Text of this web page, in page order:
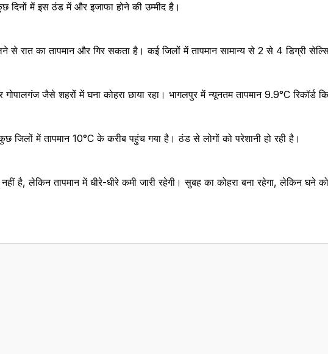
में इस ठंड में और इजाफा होने की उम्मीद है।
से रात का तापमान और गिर सकता है। कई जिलों में तापमान सामान्य से 2 से 4 डिग्री
जैसे शहरों में घना कोहरा छाया रहा। भागलपुर में न्यूनतम तापमान 9.9°C रिकॉर्ड
में तापमान 10°C के करीब पहुंच गया है। ठंड से लोगों को परेशानी हो रही है।
है, लेकिन तापमान में धीरे-धीरे कमी जारी रहेगी। सुबह का कोहरा बना रहेगा, लेकिन घने